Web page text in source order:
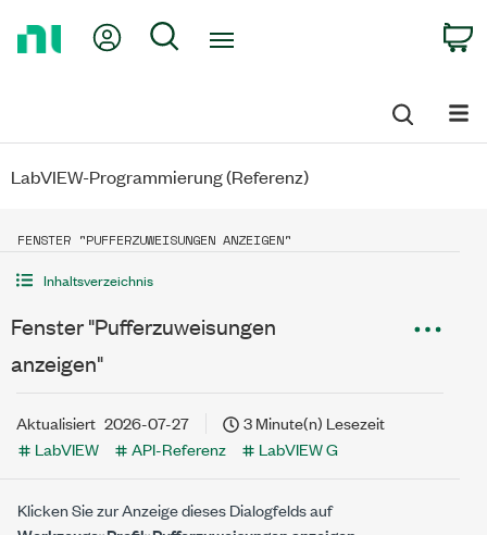
My Account
Search
LabVIEW-Programmierung (Referenz)
FENSTER "PUFFERZUWEISUNGEN ANZEIGEN"
Inhaltsverzeichnis
Fenster "Pufferzuweisungen
anzeigen"
Aktualisiert 2026-07-27
3 Minute(n) Lesezeit
LabVIEW
API-Referenz LabVIEW G
Klicken Sie zur Anzeige dieses Dialogfelds auf